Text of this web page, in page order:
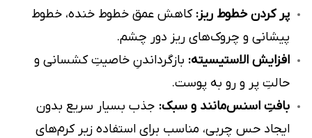
پر کردن خطوط ریز: کاهش عمق خطوط خنده، خطوط
پیشانی و چروک‌های ریز دور چشم.
افزایش الاستیسیته: بازگرداندنِ خاصیتِ کشسانی و
حالتِ پر و رو به پوست.
بافتِ اسنس‌مانند و سبک: جذب بسیار سریع بدون
ایجاد حس چربی، مناسب برای استفاده زیر کرم‌های